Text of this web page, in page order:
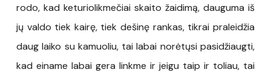
rodo, kad keturiolikmečiai skaito žaidimą, dauguma iš
jų valdo tiek kairę, tiek dešinę rankas, tikrai praleidžia
daug laiko su kamuoliu, tai labai norėtųsi pasidžiaugti,
kad einame labai gera linkme ir jeigu taip ir toliau, tai